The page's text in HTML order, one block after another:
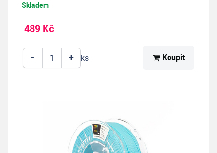
Skladem
489 Kč
+
- ks Koupit